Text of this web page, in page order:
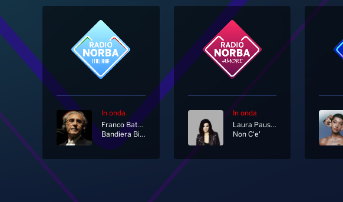
In onda
Franco Battiato
Bandiera Bianca
In onda
Laura Pausini
Non C'e'